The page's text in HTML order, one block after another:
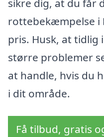
sikre dig, at du får
rottebekæmpelse i
pris. Husk, at tidlig
større problemer
at handle, hvis du
i dit område.
Få tilbud, gratis